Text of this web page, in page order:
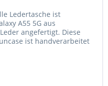
Ledertasche ist
A55 5G aus
angefertigt. Diese
ist handverarbeitet